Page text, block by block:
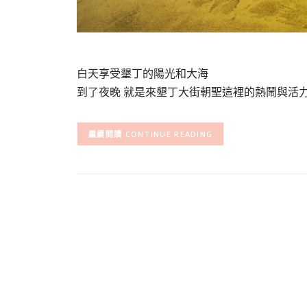
白天享受墾丁的陽光和大海
到了夜晚 就是來墾丁大街朝聖這裡的熱鬧與活
CONTINUE READING